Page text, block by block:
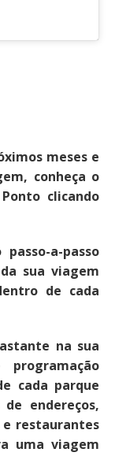
meses e
conheça o
clicando
a-passo
sua viagem
de cada
na sua
cada parque
endereços,
e restaurantes
uma viagem